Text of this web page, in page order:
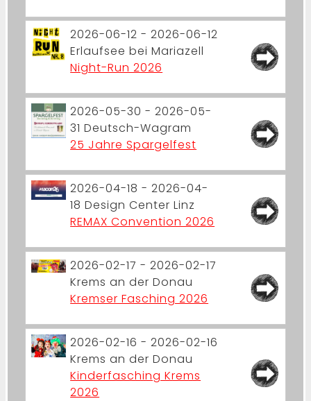
2026-06-12 - 2026-06-12
Erlaufsee bei Mariazell
Night-Run 2026
2026-05-30 - 2026-05-
31 Deutsch-Wagram
25 Jahre Spargelfest
2026-04-18 - 2026-04-
18 Design Center Linz
REMAX Convention 2026
2026-02-17 - 2026-02-17
Krems an der Donau
Kremser Fasching 2026
2026-02-16 - 2026-02-16
Krems an der Donau
Kinderfasching Krems
2026